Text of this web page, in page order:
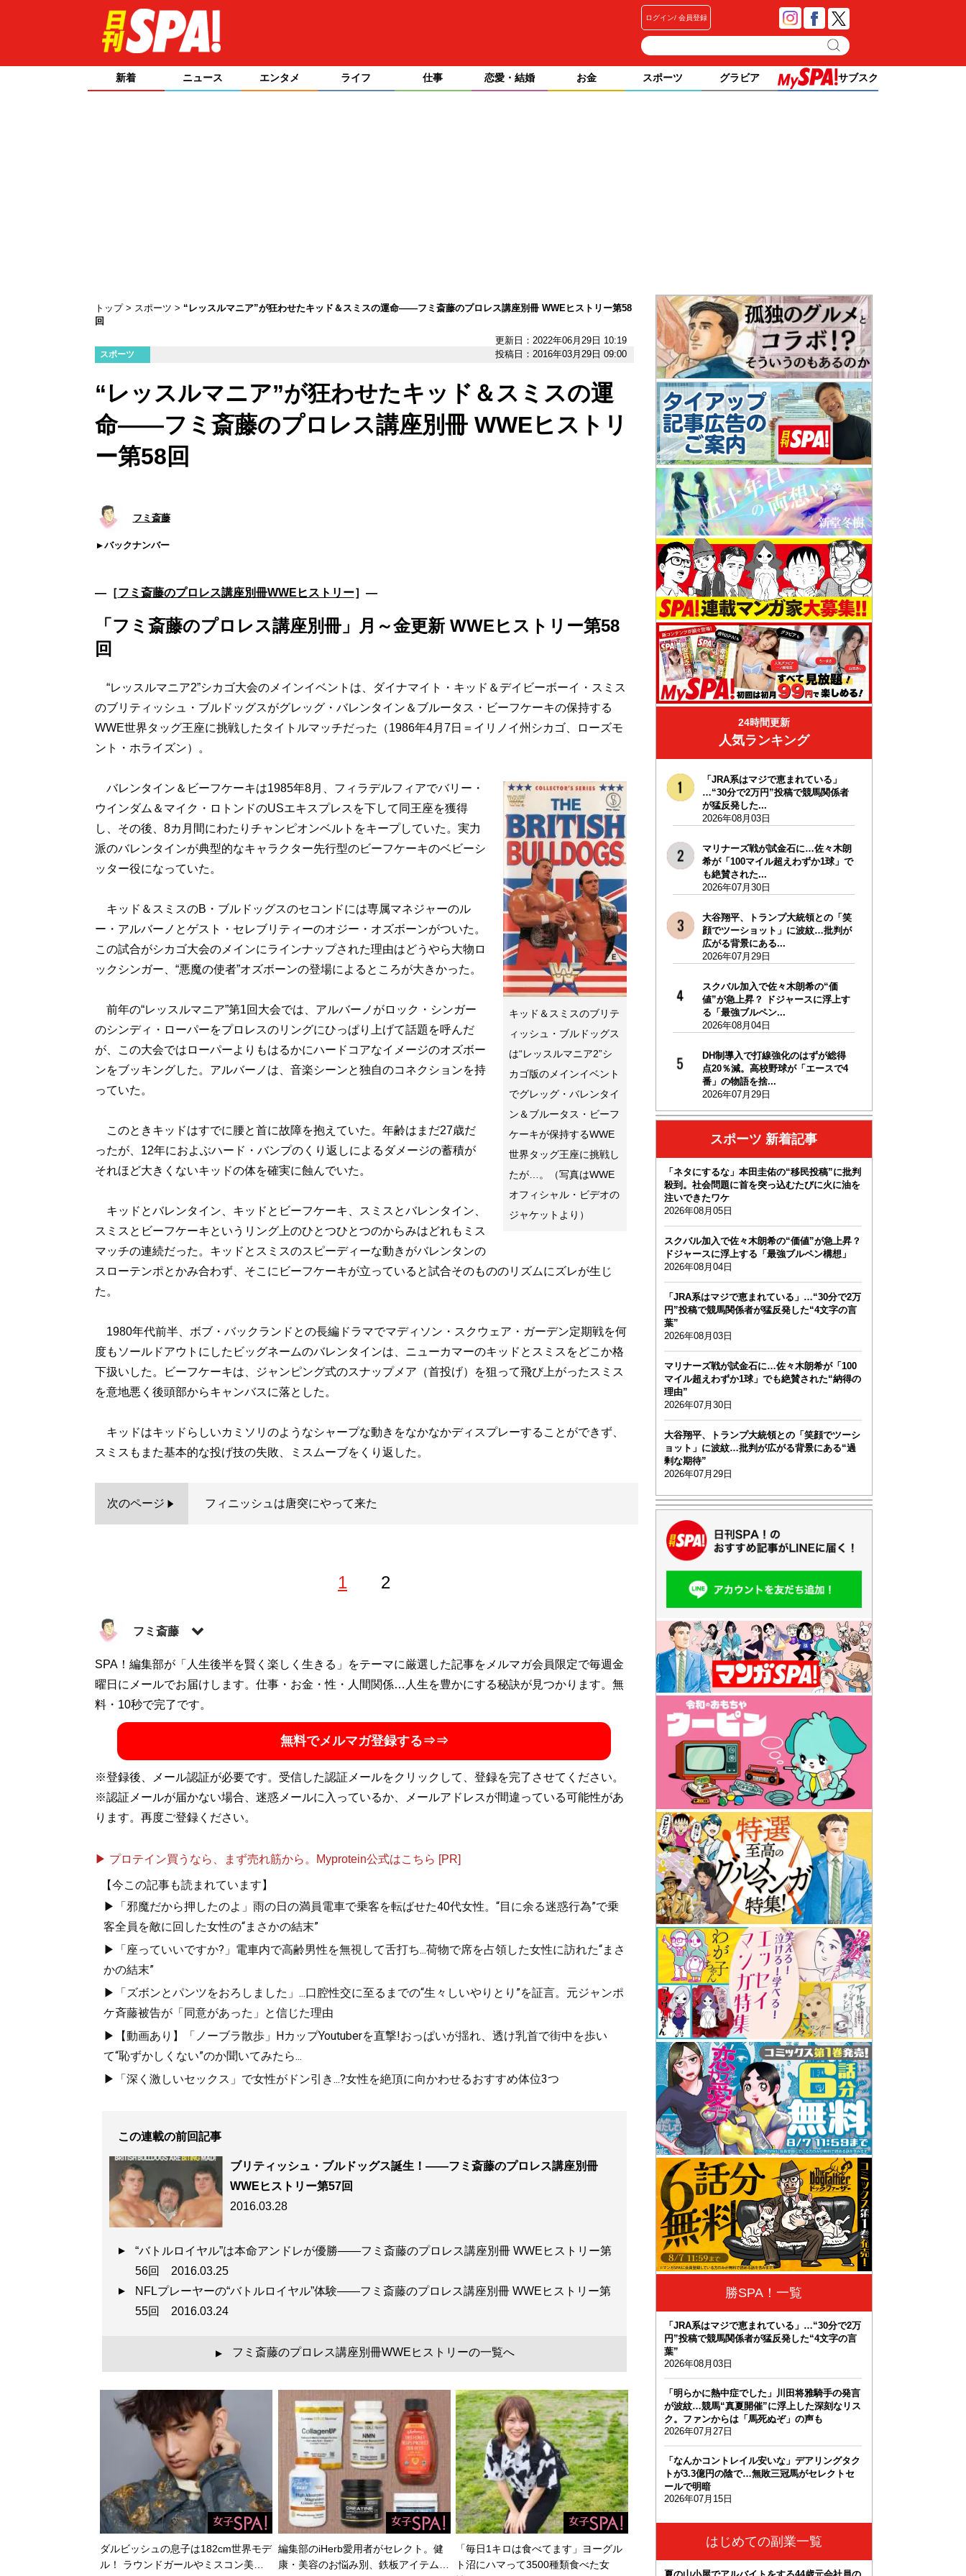
ログイン 会員登録
新着 ニュース エンタメ ライフ 仕事 恋愛・結婚 お金 スポーツ グラビア サブスク
トップ スポーツ
“レッスルマニア”が狂わせたキッド＆スミスの運命――フミ斎藤のプロレス講座別冊 WWEヒストリー第58
回
更新日：2022年06月29日 10:19
スポーツ 投稿日：2016年03月29日 09:00
“レッスルマニア”が狂わせたキッド＆スミスの運
命――フミ斎藤のプロレス講座別冊 WWEヒストリ
ー第58回
フミ斎藤
バックナンバー
―［フミ斎藤のプロレス講座別冊WWEヒストリー］―
「フミ斎藤のプロレス講座別冊」月～金更新 WWEヒストリー第58
回
“レッスルマニア2”シカゴ大会のメインイベントは、ダイナマイト・キッド＆デイビーボーイ・スミス
のブリティッシュ・ブルドッグスがグレッグ・バレンタイン＆ブルータス・ビーフケーキの保持する
WWE世界タッグ王座に挑戦したタイトルマッチだった（1986年4月7日＝イリノイ州シカゴ、ローズモ
ント・ホライズン）。
キッド＆スミスのブリテ
ィッシュ・ブルドッグス
は“レッスルマニア2”シ
カゴ版のメインイベント
でグレッグ・バレンタイ
ン＆ブルータス・ビーフ
ケーキが保持するWWE
世界タッグ王座に挑戦し
たが…。（写真はWWE
オフィシャル・ビデオの
ジャケットより）
バレンタイン＆ビーフケーキは1985年8月、フィラデルフィアでバリー・
ウインダム＆マイク・ロトンドのUSエキスプレスを下して同王座を獲得
し、その後、8カ月間にわたりチャンピオンベルトをキープしていた。実力
派のバレンタインが典型的なキャラクター先行型のビーフケーキのベビーシ
ッター役になっていた。
キッド＆スミスのB・ブルドッグスのセコンドには専属マネジャーのル
ー・アルバーノとゲスト・セレブリティーのオジー・オズボーンがついた。
この試合がシカゴ大会のメインにラインナップされた理由はどうやら大物ロ
ックシンガー、“悪魔の使者”オズボーンの登場によるところが大きかった。
前年の“レッスルマニア”第1回大会では、アルバーノがロック・シンガー
のシンディ・ローパーをプロレスのリングにひっぱり上げて話題を呼んだ
が、この大会ではローパーよりもはるかにハードコアなイメージのオズボー
ンをブッキングした。アルバーノは、音楽シーンと独自のコネクションを持
っていた。
このときキッドはすでに腰と首に故障を抱えていた。年齢はまだ27歳だ
ったが、12年におよぶハード・バンプのくり返しによるダメージの蓄積が
それほど大きくないキッドの体を確実に蝕んでいた。
キッドとバレンタイン、キッドとビーフケーキ、スミスとバレンタイン、
スミスとビーフケーキというリング上のひとつひとつのからみはどれもミス
マッチの連続だった。キッドとスミスのスピーディーな動きがバレンタンの
スローテンポとかみ合わず、そこにビーフケーキが立っていると試合そのもののリズムにズレが生じ
た。
1980年代前半、ボブ・バックランドとの長編ドラマでマディソン・スクウェア・ガーデン定期戦を何
度もソールドアウトにしたビッグネームのバレンタインは、ニューカマーのキッドとスミスをどこか格
下扱いした。ビーフケーキは、ジャンピング式のスナップメア（首投げ）を狙って飛び上がったスミス
を意地悪く後頭部からキャンバスに落とした。
キッドはキッドらしいカミソリのようなシャープな動きをなかなかディスプレーすることができず、
スミスもまた基本的な投げ技の失敗、ミスムーブをくり返した。
次のページ フィニッシュは唐突にやって来た
1 2
フミ斎藤
記事一覧へ
SPA！編集部が「人生後半を賢く楽しく生きる」をテーマに厳選した記事をメルマガ会員限定で毎週金
曜日にメールでお届けします。仕事・お金・性・人間関係…人生を豊かにする秘訣が見つかります。無
料・10秒で完了です。
無料でメルマガ登録する⇒⇒
※登録後、メール認証が必要です。受信した認証メールをクリックして、登録を完了させてください。
※認証メールが届かない場合、迷惑メールに入っているか、メールアドレスが間違っている可能性があ
ります。再度ご登録ください。
▶ プロテイン買うなら、まず売れ筋から。Myprotein公式はこちら [PR]
【今この記事も読まれています】
▶「邪魔だから押したのよ」雨の日の満員電車で乗客を転ばせた40代女性。“目に余る迷惑行為”で乗
客全員を敵に回した女性の“まさかの結末”
▶「座っていいですか?」電車内で高齢男性を無視して舌打ち...荷物で席を占領した女性に訪れた“まさ
かの結末”
▶「ズボンとパンツをおろしました」...口腔性交に至るまでの“生々しいやりとり”を証言。元ジャンポ
ケ斉藤被告が「同意があった」と信じた理由
▶【動画あり】「ノーブラ散歩」HカップYoutuberを直撃!おっぱいが揺れ、透け乳首で街中を歩い
て“恥ずかしくない”のか聞いてみたら...
▶「深く激しいセックス」で女性がドン引き...?女性を絶頂に向かわせるおすすめ体位3つ
この連載の前回記事
ブリティッシュ・ブルドッグス誕生！――フミ斎藤のプロレス講座別冊
WWEヒストリー第57回
2016.03.28
“バトルロイヤル”は本命アンドレが優勝――フミ斎藤のプロレス講座別冊 WWEヒストリー第
56回 2016.03.25
NFLプレーヤーの“バトルロイヤル”体験――フミ斎藤のプロレス講座別冊 WWEヒストリー第
55回 2016.03.24
▲ フミ斎藤のプロレス講座別冊WWEヒストリーの一覧へ
ダルビッシュの息子は182cm世界モデ
ル！ ラウンドガールやミスコン美…
編集部のiHerb愛用者がセレクト。健
康・美容のお悩み別、鉄板アイテム…
「毎日1キロは食べてます」ヨーグル
ト沼にハマって3500種類食べた女
24時間更新
人気ランキング
「JRA系はマジで恵まれている」
…“30分で2万円”投稿で競馬関係者
が猛反発した...
2026年08月03日
マリナーズ戦が試金石に…佐々木朗
希が「100マイル超えわずか1球」で
も絶賛された...
2026年07月30日
大谷翔平、トランプ大統領との「笑
顔でツーショット」に波紋…批判が
広がる背景にある...
2026年07月29日
スクバル加入で佐々木朗希の“価
値”が急上昇？ ドジャースに浮上す
る「最強ブルペン...
2026年08月04日
DH制導入で打線強化のはずが総得
点20％減。高校野球が「エースで4
番」の物語を捨...
2026年07月29日
スポーツ 新着記事
「ネタにするな」本田圭佑の“移民投稿”に批判
殺到。社会問題に首を突っ込むたびに火に油を
注いできたワケ
2026年08月05日
スクバル加入で佐々木朗希の“価値”が急上昇？
ドジャースに浮上する「最強ブルペン構想」
2026年08月04日
「JRA系はマジで恵まれている」…“30分で2万
円”投稿で競馬関係者が猛反発した“4文字の言
葉”
2026年08月03日
マリナーズ戦が試金石に…佐々木朗希が「100
マイル超えわずか1球」でも絶賛された“納得の
理由”
2026年07月30日
大谷翔平、トランプ大統領との「笑顔でツーシ
ョット」に波紋…批判が広がる背景にある“過
剰な期待”
2026年07月29日
勝SPA！一覧
「JRA系はマジで恵まれている」…“30分で2万
円”投稿で競馬関係者が猛反発した“4文字の言
葉”
2026年08月03日
「明らかに熱中症でした」川田将雅騎手の発言
が波紋…競馬“真夏開催”に浮上した深刻なリス
ク。ファンからは「馬死ぬぞ」の声も
2026年07月27日
「なんかコントレイル安いな」デアリングタク
トが3.3億円の陰で…無敗三冠馬がセレクトセ
ールで明暗
2026年07月15日
はじめての副業一覧